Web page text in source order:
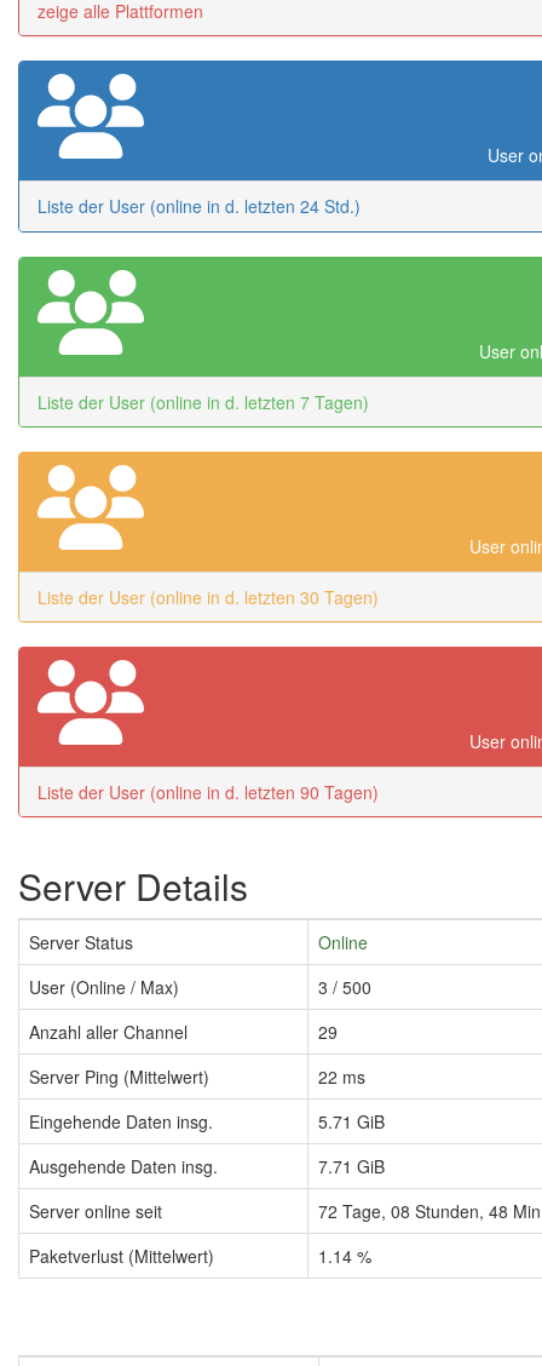
zeige alle Plattformen
User
Liste der User (online in d. letzten 24 Std.)
User
Liste der User (online in d. letzten 7 Tagen)
User
Liste der User (online in d. letzten 30 Tagen)
User
Liste der User (online in d. letzten 90 Tagen)
Server Details
Server Status
Online
User (Online / Max)
3 / 500
Anzahl aller Channel
29
Server Ping (Mittelwert)
22 ms
Eingehende Daten insg.
5.71 GiB
Ausgehende Daten insg.
7.71 GiB
Server online seit
72 Tage, 08 Stunden, 48
Paketverlust (Mittelwert)
1.14 %